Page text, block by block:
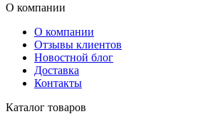
О компании
О компании
Отзывы клиентов
Новостной блог
Доставка
Контакты
Каталог товаров